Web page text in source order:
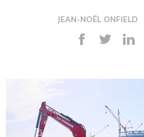
JEAN-NOËL ONFIELD